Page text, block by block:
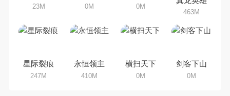
23M 0M 0M 463M
星际裂痕
247M
永恒领主
410M
横扫天下
0M
剑客下山
0M